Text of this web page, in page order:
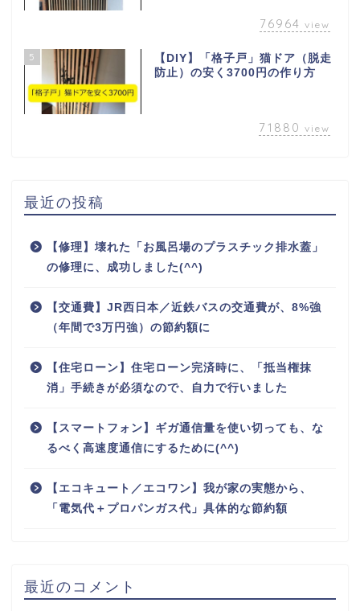
76964 view
5
【DIY】「格子戸」猫ドア（脱走
防止）の安く3700円の作り方
71880 view
最近の投稿
【修理】壊れた「お風呂場のプラスチック排水蓋」
の修理に、成功しました(^^)
【交通費】JR西日本／近鉄バスの交通費が、8%強
（年間で3万円強）の節約額に
【住宅ローン】住宅ローン完済時に、「抵当権抹
消」手続きが必須なので、自力で行いました
【スマートフォン】ギガ通信量を使い切っても、な
るべく高速度通信にするために(^^)
【エコキュート／エコワン】我が家の実態から、
「電気代＋プロパンガス代」具体的な節約額
最近のコメント
ホーム